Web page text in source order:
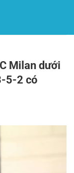
Milan dưới
5-2 có